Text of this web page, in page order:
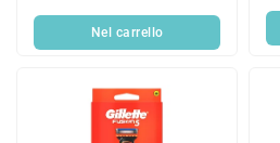
Nel carrello